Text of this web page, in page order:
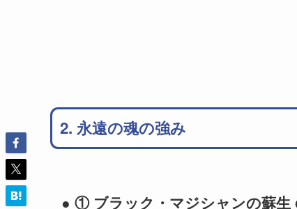
2. 永遠の魂の強み
● ① ブラック・マジシャンの蘇生